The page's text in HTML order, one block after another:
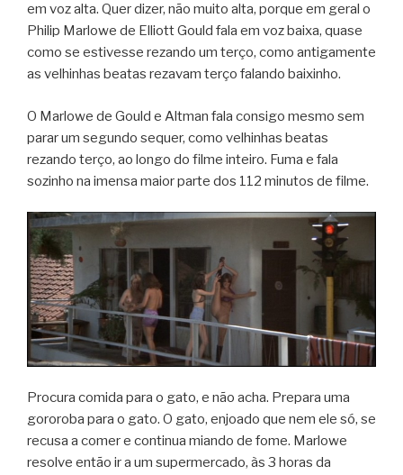
em voz alta. Quer dizer, não muito alta, porque em geral o
Philip Marlowe de Elliott Gould fala em voz baixa, quase
como se estivesse rezando um terço, como antigamente
as velhinhas beatas rezavam terço falando baixinho.
O Marlowe de Gould e Altman fala consigo mesmo sem
parar um segundo sequer, como velhinhas beatas
rezando terço, ao longo do filme inteiro. Fuma e fala
sozinho na imensa maior parte dos 112 minutos de filme.
Procura comida para o gato, e não acha. Prepara uma
gororoba para o gato. O gato, enjoado que nem ele só, se
recusa a comer e continua miando de fome. Marlowe
resolve então ir a um supermercado, às 3 horas da